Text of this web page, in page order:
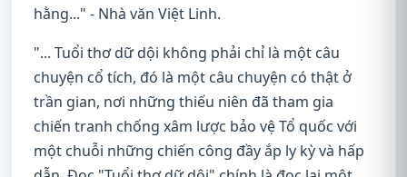
hằng..." - Nhà văn Việt Linh.
"... Tuổi thơ dữ dội không phải chỉ là một câu
chuyện cổ tích, đó là một câu chuyện có thật ở
trần gian, nơi những thiếu niên đã tham gia
chiến tranh chống xâm lược bảo vệ Tổ quốc với
một chuỗi những chiến công đầy ắp ly kỳ và hấp